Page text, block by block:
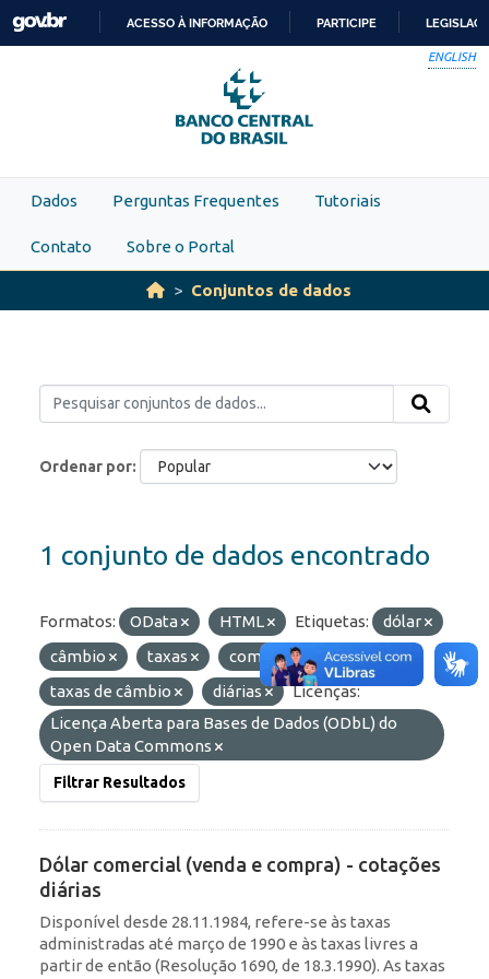
Skip to main content
PARA
O
CONTEÚDO
ACESSO À INFORMAÇÃO PARTICIPE
ENGLISH
Dados Perguntas Frequentes Tutoriais
Contato Sobre o Portal
Conjuntos de dados
Ordenar por
1 conjunto de dados encontrado
Formatos: OData HTML Etiquetas:
dólar
câmbio
taxas
comercial
taxas de câmbio
diárias
Licenças:
Licença Aberta para Bases de Dados (ODbL) do
Open Data Commons
Filtrar Resultados
Dólar comercial (venda e compra) - cotações
diárias
Disponível desde 28.11.1984, refere-se às taxas
administradas até março de 1990 e às taxas livres a
partir de então (Resolução 1690, de 18.3.1990). As taxas